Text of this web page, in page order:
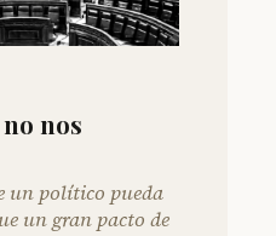
nos
un político pueda
un gran pacto de